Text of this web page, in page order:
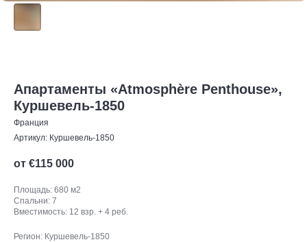
Апартаменты «Atmosphère Penthouse»,
Куршевель-1850
Франция
Артикул: Куршевель-1850
от €115 000
Площадь: 680 м2
Спальни: 7
Вместимость: 12 взр. + 4 реб.
Регион: Куршевель-1850